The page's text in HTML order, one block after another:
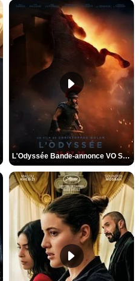
L'Odyssée Bande-annonce VO STFR